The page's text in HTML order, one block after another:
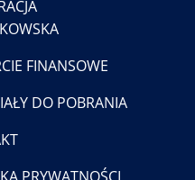
FINANSOWE
DO POBRANIA
PRYWATNOŚCI